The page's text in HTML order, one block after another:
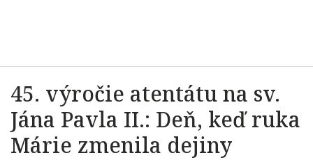
45. výročie atentátu na sv.
Jána Pavla II.: Deň, keď ruka
Márie zmenila dejiny